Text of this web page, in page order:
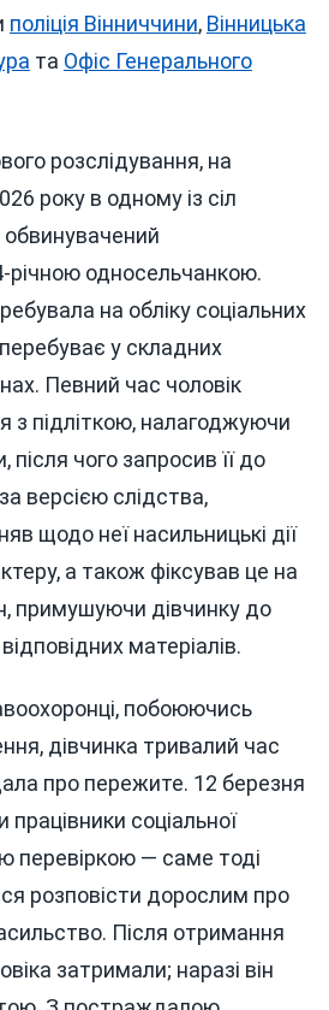
поліція Вінниччини, Вінницька
та Офіс Генерального
розслідування, на
року в одному із сіл
обвинувачений
річною односельчанкою.
на обліку соціальних
у складних
Певний час чоловік
з підліткою, налагоджуючи
після чого запросив її до
версією слідства,
щодо неї насильницькі дії
а також фіксував це на
примушуючи дівчинку до
матеріалів.
побоюючись
дівчинка тривалий час
про пережите. 12 березня
соціальної
перевіркою — саме тоді
розповісти дорослим про
Після отримання
затримали; наразі він